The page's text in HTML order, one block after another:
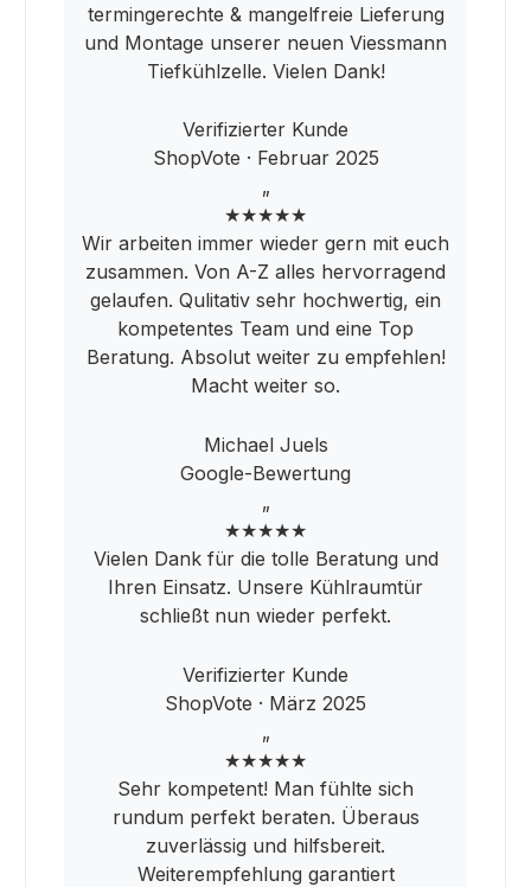
termingerechte & mangelfreie Lieferung
und Montage unserer neuen Viessmann
Tiefkühlzelle. Vielen Dank!
Verifizierter Kunde
ShopVote · Februar 2025
„
★★★★★
Wir arbeiten immer wieder gern mit euch
zusammen. Von A-Z alles hervorragend
gelaufen. Qulitativ sehr hochwertig, ein
kompetentes Team und eine Top
Beratung. Absolut weiter zu empfehlen!
Macht weiter so.
Michael Juels
Google-Bewertung
„
★★★★★
Vielen Dank für die tolle Beratung und
Ihren Einsatz. Unsere Kühlraumtür
schließt nun wieder perfekt.
Verifizierter Kunde
ShopVote · März 2025
„
★★★★★
Sehr kompetent! Man fühlte sich
rundum perfekt beraten. Überaus
zuverlässig und hilfsbereit.
Weiterempfehlung garantiert